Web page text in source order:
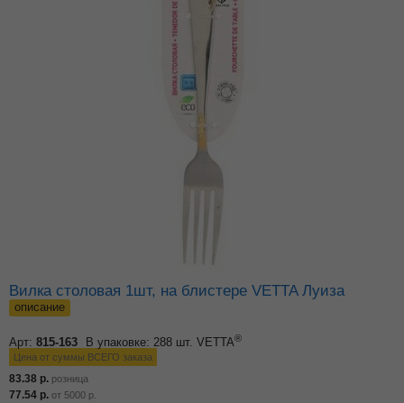
Вилка столовая 1шт, на блистере VETTA Луиза
описание
Арт: 815-163 В упаковке: 288 шт. VETTA®
Цена от суммы ВСЕГО заказа
83.38 р. розница
77.54 р. от 5000 р.